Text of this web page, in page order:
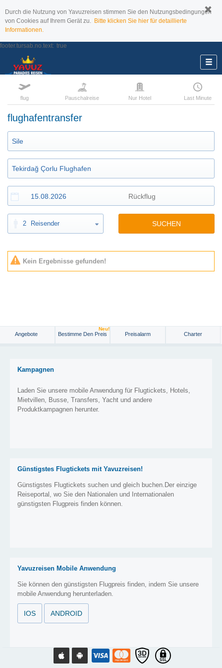
Durch die Nutzung von Yavuzreisen stimmen Sie den Nutzungsbedingungen
von Cookies auf Ihrem Gerät zu. Bitte klicken Sie hier für detaillierte
Informationen.
footer.tursab.no.text: true
flug Pauschalreise Nur Hotel Last Minute
flughafentransfer
2 Reisender SUCHEN
Kein Ergebnisse gefunden!
Angebote Bestimme Den Preis
Neu!
Preisalarm Charter
Kampagnen
Laden Sie unsere mobile Anwendung für Flugtickets, Hotels,
Mietvillen, Busse, Transfers, Yacht und andere
Produktkampagnen herunter.
Günstigstes Flugtickets mit Yavuzreisen!
Günstigstes Flugtickets suchen und gleich buchen.Der einzige
Reiseportal, wo Sie den Nationalen und Internationalen
günstigsten Flugpreis finden können.
Yavuzreisen Mobile Anwendung
Sie können den günstigsten Flugpreis finden, indem Sie unsere
mobile Anwendung herunterladen.
IOS ANDROID